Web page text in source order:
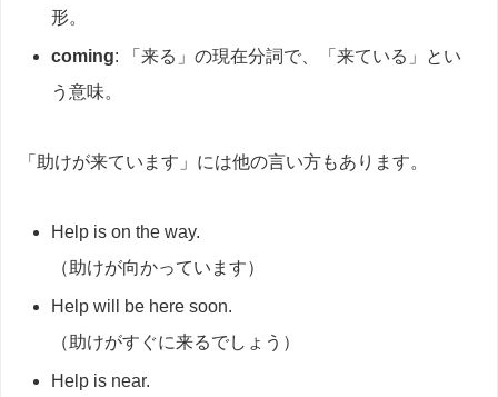
形。
coming: 「来る」の現在分詞で、「来ている」とい
う意味。
「助けが来ています」には他の言い方もあります。
Help is on the way.
（助けが向かっています）
Help will be here soon.
（助けがすぐに来るでしょう）
Help is near.